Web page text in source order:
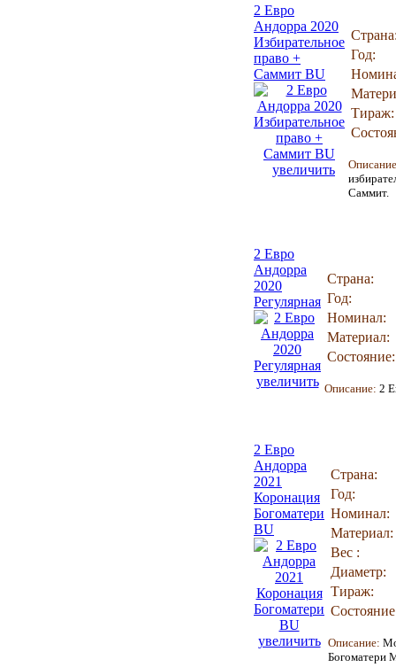
2 Евро
Андорра 2020
Избирательное
право +
Саммит BU
увеличить
Год:
Тираж:
Саммит.
2 Евро
Андорра
2020
Регулярная
увеличить
Страна:
Год:
Номинал:
Материал:
Состояние:
Описание: 2
2 Евро
Андорра
2021
Коронация
Богоматери
BU
увеличить
Страна:
Год:
Номинал:
Материал:
Вес :
Диаметр:
Тираж:
Описание:
Богоматери